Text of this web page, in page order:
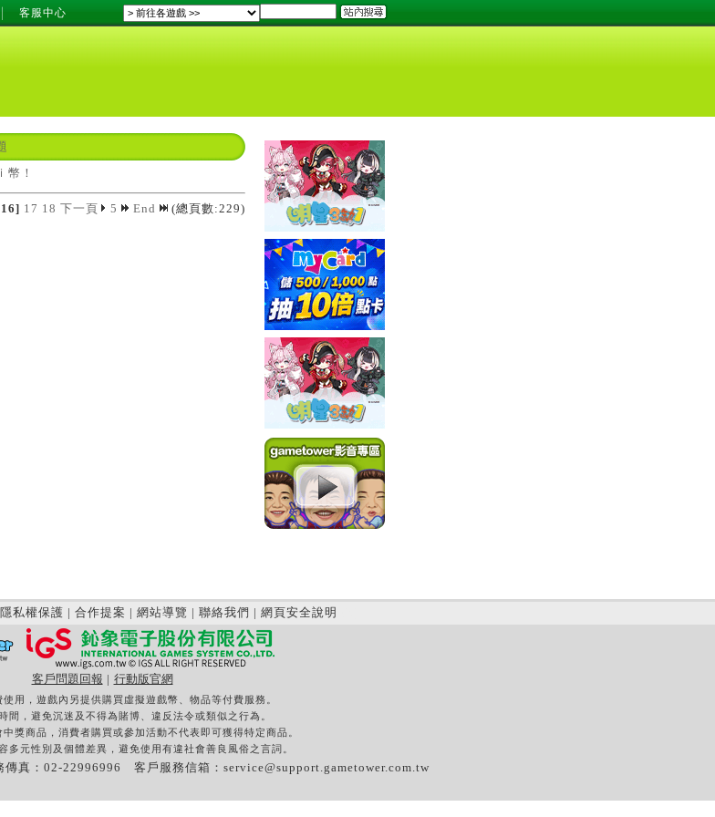
客服中心
！
17 18 下一頁 5 End (總頁數:229)
隱私權保護 | 合作提案 | 網站導覽 | 聯絡我們 | 網頁安全說明
客戶問題回報 | 行動版官網
用，遊戲內另提供購買虛擬遊戲幣、物品等付費服務。
間，避免沉迷及不得為賭博、違反法令或類似之行為。
獎商品，消費者購買或參加活動不代表即可獲得特定商品。
多元性別及個體差異，避免使用有違社會善良風俗之言詞。
真：02-22996996 客戶服務信箱： service@support.gametower.com.tw